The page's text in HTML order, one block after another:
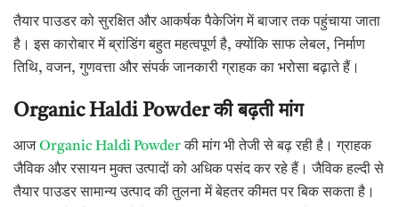
तैयार पाउडर को सुरक्षित और आकर्षक पैकेजिंग में बाजार तक पहुंचाया जाता
है। इस कारोबार में ब्रांडिंग बहुत महत्वपूर्ण है, क्योंकि साफ लेबल, निर्माण
तिथि, वजन, गुणवत्ता और संपर्क जानकारी ग्राहक का भरोसा बढ़ाते हैं।
Organic Haldi Powder की बढ़ती मांग
आजOrganic Haldi Powderकी मांग भी तेजी से बढ़ रही है। ग्राहक
जैविक और रसायन मुक्त उत्पादों को अधिक पसंद कर रहे हैं। जैविक हल्दी से
तैयार पाउडर सामान्य उत्पाद की तुलना में बेहतर कीमत पर बिक सकता है।